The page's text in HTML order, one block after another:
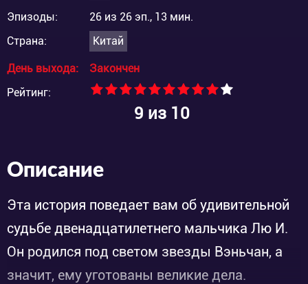
Эпизоды:
26 из 26 эп., 13 мин.
Страна:
Китай
День выхода:
Закончен
Рейтинг:
9 из 10
Описание
Эта история поведает вам об удивительной
судьбе двенадцатилетнего мальчика Лю И.
Он родился под светом звезды Вэньчан, а
значит, ему уготованы великие дела.